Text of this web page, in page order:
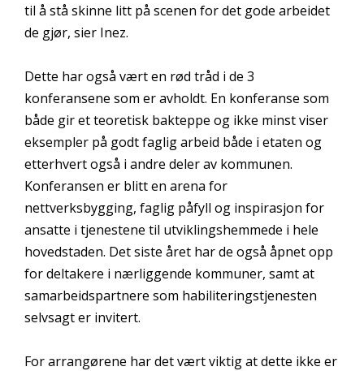
til å stå skinne litt på scenen for det gode arbeidet
de gjør, sier Inez.
Dette har også vært en rød tråd i de 3
konferansene som er avholdt. En konferanse som
både gir et teoretisk bakteppe og ikke minst viser
eksempler på godt faglig arbeid både i etaten og
etterhvert også i andre deler av kommunen.
Konferansen er blitt en arena for
nettverksbygging, faglig påfyll og inspirasjon for
ansatte i tjenestene til utviklingshemmede i hele
hovedstaden. Det siste året har de også åpnet opp
for deltakere i nærliggende kommuner, samt at
samarbeidspartnere som habiliteringstjenesten
selvsagt er invitert.
For arrangørene har det vært viktig at dette ikke er